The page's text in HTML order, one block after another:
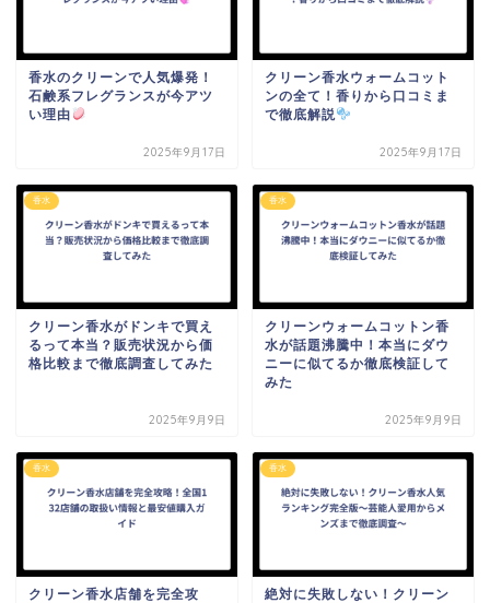
香水のクリーンで人気爆発！
石鹸系フレグランスが今アツ
い理由
2025年9月17日
クリーン香水ウォームコット
ンの全て！香りから口コミま
で徹底解説
2025年9月17日
香水
クリーン香水がドンキで買え
るって本当？販売状況から価
格比較まで徹底調査してみた
2025年9月9日
香水
クリーンウォームコットン香
水が話題沸騰中！本当にダウ
ニーに似てるか徹底検証して
みた
2025年9月9日
香水
クリーン香水店舗を完全攻
香水
絶対に失敗しない！クリーン